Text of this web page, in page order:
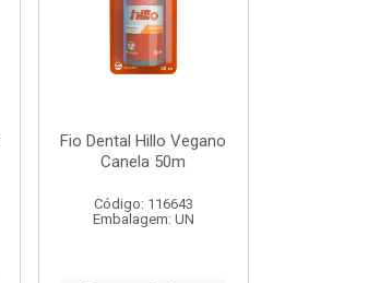
Fio Dental Hillo Vegano
Canela 50m
Código: 116643
Embalagem: UN